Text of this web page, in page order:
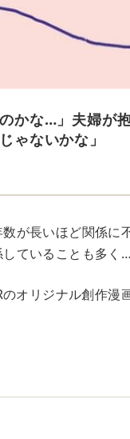
かな…」夫婦が
ゃないかな」
が長いほど関係に
ていることも多く
オリジナル創作